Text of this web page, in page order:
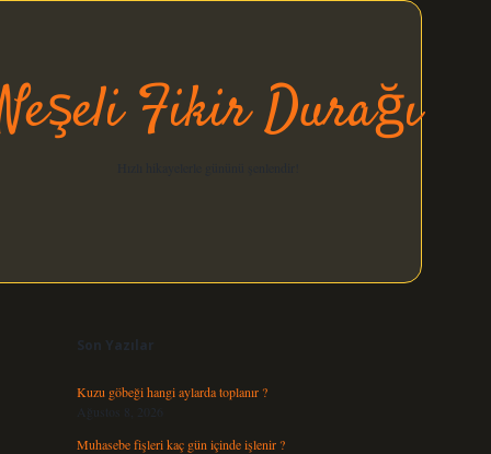
Fikir Durağı
Son Yazılar
Kuzu göbeği hangi aylarda toplanır ?
Ağustos 8, 2026
Muhasebe fişleri kaç gün içinde işlenir ?